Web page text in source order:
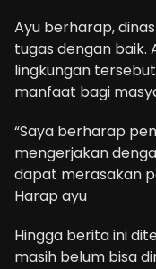
Ayu berharap,
tugas dengan baik.
lingkungan
manfaat bagi
“Saya berharap
mengerjakan
dapat merasakan
Harap ayu
Hingga berita ini
masih belum bisa